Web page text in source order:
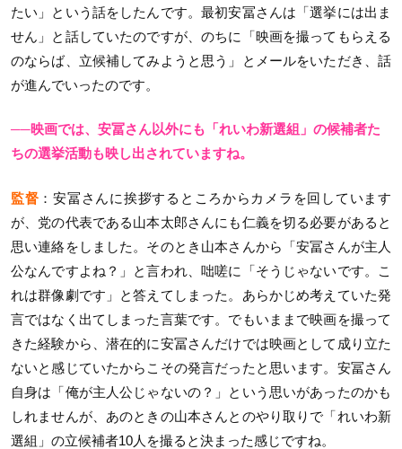
たい」という話をしたんです。最初安冨さんは「選挙には出ま
せん」と話していたのですが、のちに「映画を撮ってもらえる
のならば、立候補してみようと思う」とメールをいただき、話
が進んでいったのです。
──映画では、安冨さん以外にも「れいわ新選組」の候補者た
ちの選挙活動も映し出されていますね。
監督 ：安冨さんに挨拶するところからカメラを回しています
が、党の代表である山本太郎さんにも仁義を切る必要があると
思い連絡をしました。そのとき山本さんから「安冨さんが主人
公なんですよね？」と言われ、咄嗟に「そうじゃないです。こ
れは群像劇です」と答えてしまった。あらかじめ考えていた発
言ではなく出てしまった言葉です。でもいままで映画を撮って
きた経験から、潜在的に安冨さんだけでは映画として成り立た
ないと感じていたからこその発言だったと思います。安冨さん
自身は「俺が主人公じゃないの？」という思いがあったのかも
しれませんが、あのときの山本さんとのやり取りで「れいわ新
選組」の立候補者10人を撮ると決まった感じですね。